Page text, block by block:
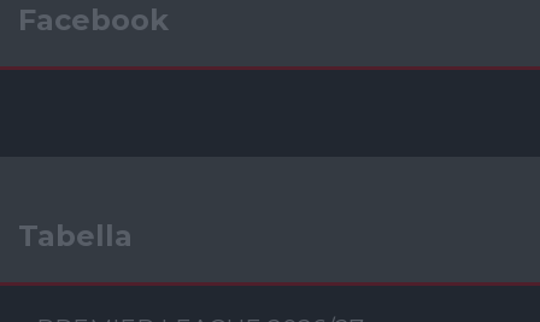
Facebook
Tabella